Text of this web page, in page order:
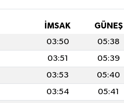
İMSAK GÜNEŞ
03:50 05:38
03:51 05:39
03:53 05:40
03:54 05:41